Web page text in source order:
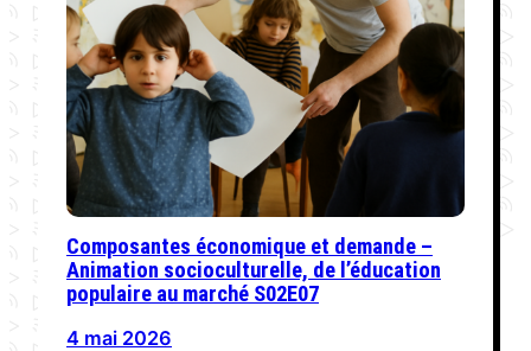
Composantes économique et demande –
Animation socioculturelle, de l’éducation
populaire au marché S02E07
4 mai 2026